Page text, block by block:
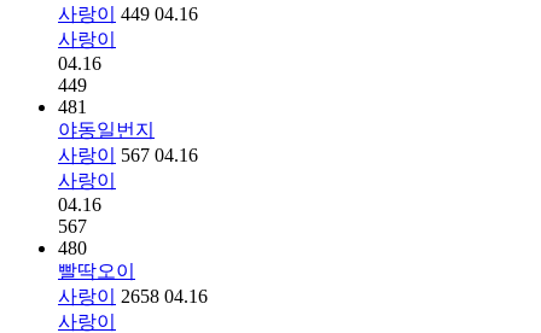
사랑이
449 04.16
사랑이
04.16
449
481
야동일번지
사랑이
567 04.16
사랑이
04.16
567
480
빨딱오이
사랑이
2658 04.16
사랑이